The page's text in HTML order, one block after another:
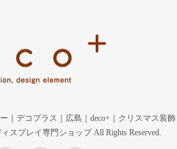
｜デコプラス｜広島｜deco+｜クリスマス装飾
スプレイ専門ショップ All Rights Reserved.